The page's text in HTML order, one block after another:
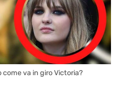
va in giro Victoria?